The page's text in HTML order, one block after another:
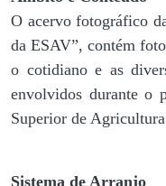
O acervo fotográfico
da ESAV”, contém
o cotidiano e as
envolvidos durante o
Superior de
Sistema de Arranjo